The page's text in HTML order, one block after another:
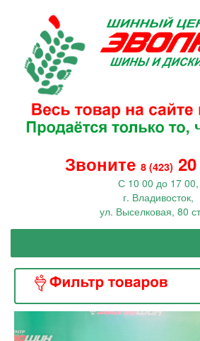
Звоните 8 (423)
С 10 00 до 17 00,
г. Владивосток,
ул. Выселковая, 80